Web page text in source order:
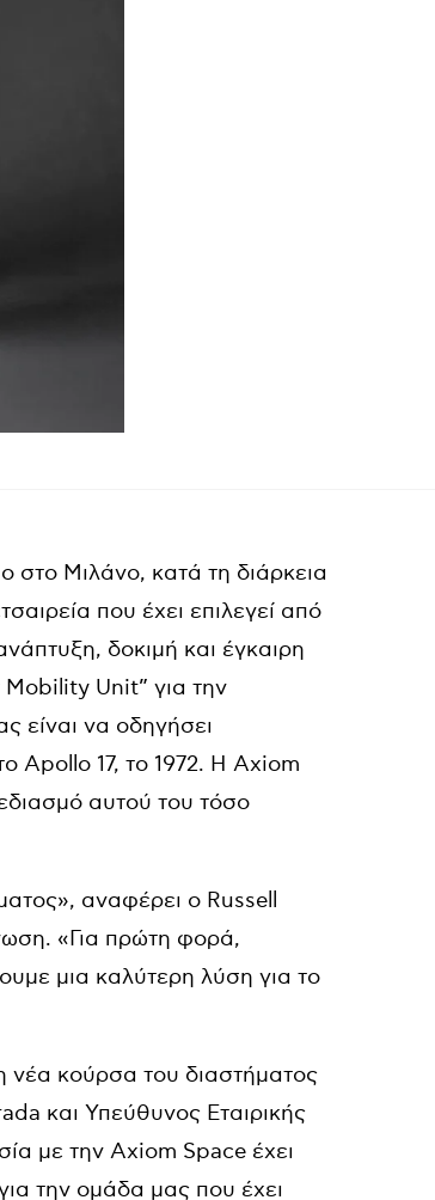
Μιλάνο, κατά τη διάρκεια
που έχει επιλεγεί από
δοκιμή και έγκαιρη
Unit” για την
είναι να οδηγήσει
Apollo 17, το 1972. Η Axiom
αυτού του τόσο
αναφέρει ο Russell
«Για πρώτη φορά,
μια καλύτερη λύση για το
κούρσα του διαστήματος
και Υπεύθυνος Εταιρικής
με την Axiom Space έχει
την ομάδα μας που έχει